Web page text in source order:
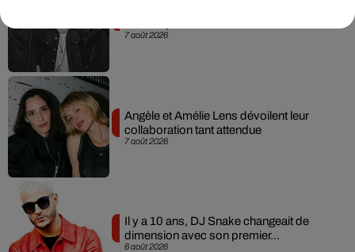
7 août 2026
7 août 2026
Angèle et Amélie Lens dévoilent leur
collaboration tant attendue
6 août 2026
Il y a 10 ans, DJ Snake changeait de
dimension avec son premier...